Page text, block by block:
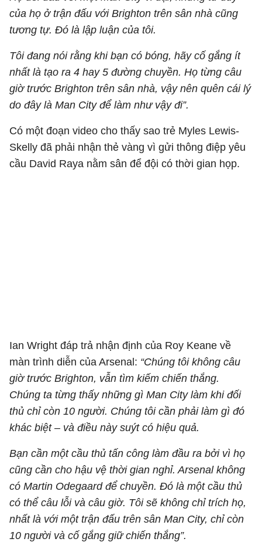
của họ ở trận đấu với Brighton trên sân nhà cũng
tương tự. Đó là lập luận của tôi.
Tôi đang nói rằng khi bạn có bóng, hãy cố gắng ít
nhất là tạo ra 4 hay 5 đường chuyền. Họ từng câu
giờ trước Brighton trên sân nhà, vậy nên quên cái lý
do đây là Man City để làm như vậy đi”.
Có một đoạn video cho thấy sao trẻ Myles Lewis-
Skelly đã phải nhận thẻ vàng vì gửi thông điệp yêu
cầu David Raya nằm sân để đội có thời gian họp.
Ian Wright đáp trả nhận định của Roy Keane về
màn trình diễn của Arsenal: “Chúng tôi không câu
giờ trước Brighton, vẫn tìm kiếm chiến thắng.
Chúng ta từng thấy những gì Man City làm khi đối
thủ chỉ còn 10 người. Chúng tôi cần phải làm gì đó
khác biệt – và điều này suýt có hiệu quả.
Bạn cần một cầu thủ tấn công làm đầu ra bởi vì họ
cũng cần cho hậu vệ thời gian nghỉ. Arsenal không
có Martin Odegaard để chuyền. Đó là một cầu thủ
có thể câu lỗi và câu giờ. Tôi sẽ không chỉ trích họ,
nhất là với một trận đấu trên sân Man City, chỉ còn
10 người và cố gắng giữ chiến thắng”.